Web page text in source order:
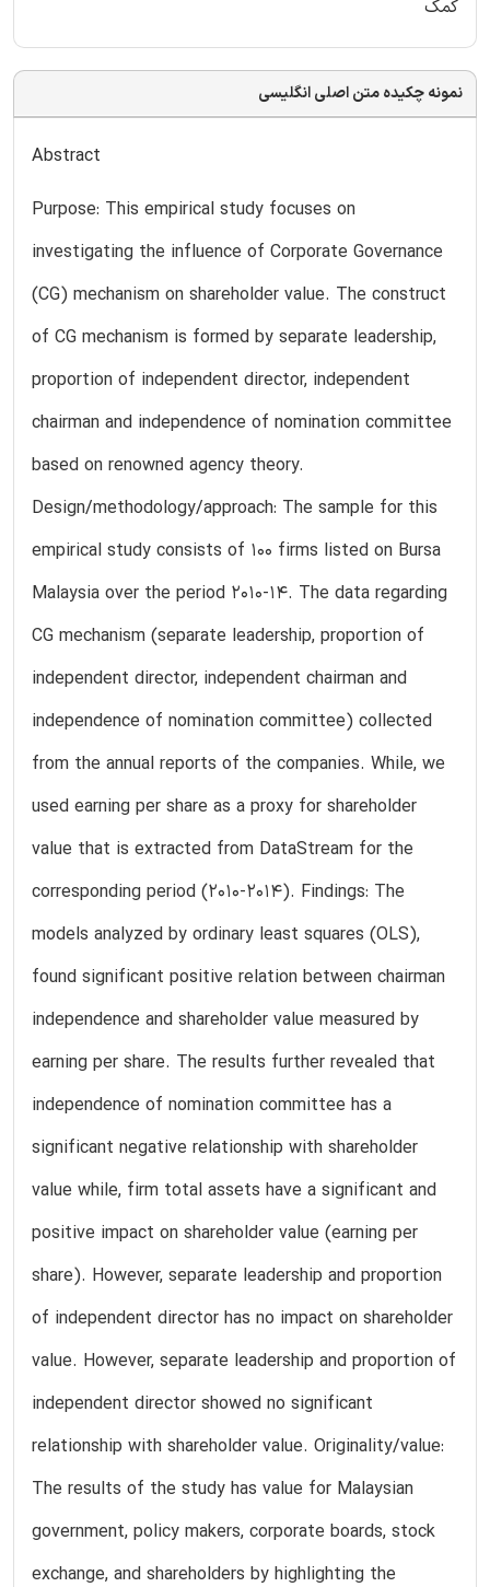
کمک
نمونه چکیده متن اصلی انگلیسی
Abstract
Purpose: This empirical study focuses on
investigating the influence of Corporate Governance
(CG) mechanism on shareholder value. The construct
of CG mechanism is formed by separate leadership,
proportion of independent director, independent
chairman and independence of nomination committee
based on renowned agency theory.
Design/methodology/approach: The sample for this
empirical study consists of 100 firms listed on Bursa
Malaysia over the period 2010-14. The data regarding
CG mechanism (separate leadership, proportion of
independent director, independent chairman and
independence of nomination committee) collected
from the annual reports of the companies. While, we
used earning per share as a proxy for shareholder
value that is extracted from DataStream for the
corresponding period (2010-2014). Findings: The
models analyzed by ordinary least squares (OLS),
found significant positive relation between chairman
independence and shareholder value measured by
earning per share. The results further revealed that
independence of nomination committee has a
significant negative relationship with shareholder
value while, firm total assets have a significant and
positive impact on shareholder value (earning per
share). However, separate leadership and proportion
of independent director has no impact on shareholder
value. However, separate leadership and proportion of
independent director showed no significant
relationship with shareholder value. Originality/value:
The results of the study has value for Malaysian
government, policy makers, corporate boards, stock
exchange, and shareholders by highlighting the